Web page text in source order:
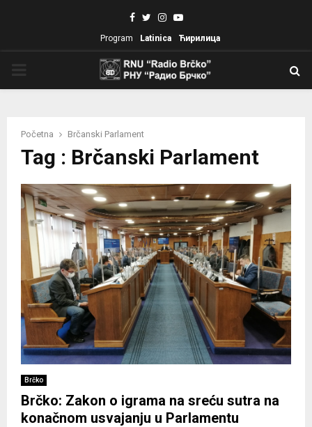
Facebook
TwitterInstagram
Youtube
Program Latinica Ћирилица
Početna Brčanski Parlament
Tag : Brčanski Parlament
Brčko
Brčko: Zakon o igrama na sreću sutra na
konačnom usvajanju u Parlamentu